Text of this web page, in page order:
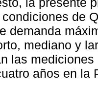
de
demanda
mediano y
las
años en la